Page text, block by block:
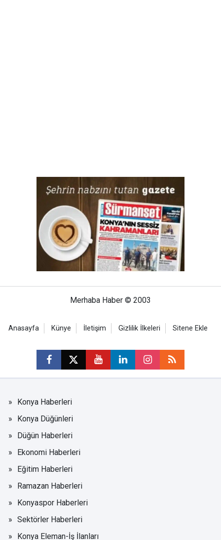
Merhaba Haber © 2003
Anasayfa Künye İletişim Gizlilik İlkeleri Sitene Ekle
Konya Haberleri
Konya Düğünleri
Düğün Haberleri
Ekonomi Haberleri
Eğitim Haberleri
Ramazan Haberleri
Konyaspor Haberleri
Sektörler Haberleri
Konya Eleman-İş İlanları